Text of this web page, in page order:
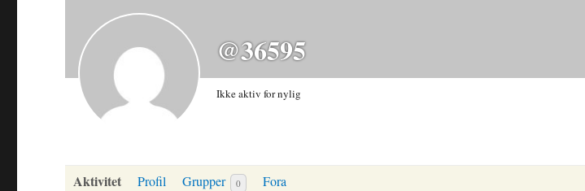
@36595
Ikke aktiv for nylig
Aktivitet Profil Grupper 0 Fora